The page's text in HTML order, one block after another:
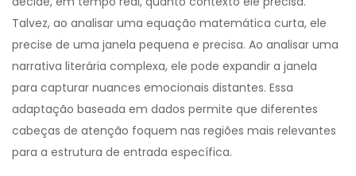
Talvez, ao analisar uma equação matemática curta, ele
precise de uma janela pequena e precisa. Ao analisar uma
narrativa literária complexa, ele pode expandir a janela
para capturar nuances emocionais distantes. Essa
adaptação baseada em dados permite que diferentes
cabeças de atenção foquem nas regiões mais relevantes
para a estrutura de entrada específica.